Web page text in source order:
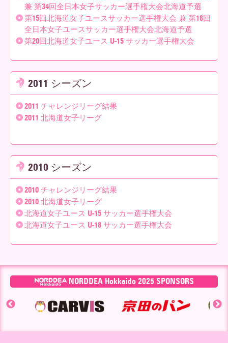
兼 第34回全日本女子サッカー選手権大会北海道予選
第15回北海道女子ユースサッカー選手権大会 兼 第16回
全日本女子ユースサッカー選手権大会北海道予選
第20回北海道女子ユース U-15 サッカー選手権大会
2011 シーズン
2011 チャレンジリーグ結果
2011 北海道女子リーグ
2010 シーズン
2010 チャレンジリーグ結果
2010 北海道女子リーグ
北海道女子ユース U-15 サッカー選手権大会
北海道女子ユース U-18 サッカー選手権大会
NORDDEA Hokkaido 2025 SPONSORS